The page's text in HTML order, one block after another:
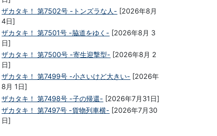
ザカタキ！ 第7502号 -トンズラな人- [2026年8月
4日]
ザカタキ！ 第7501号 -脇道をゆく- [2026年8月 3
日]
ザカタキ！ 第7500号 -寄生迎撃型- [2026年8月 2
日]
ザカタキ！ 第7499号 -小さいけど大きい- [2026年
8月 1日]
ザカタキ！ 第7498号 -子の帰還- [2026年7月31日]
ザカタキ！ 第7497号 -貨物列車横- [2026年7月30
日]